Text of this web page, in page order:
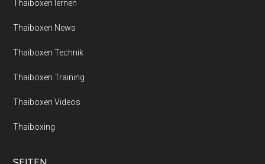
Thaiboxen lernen
Thaiboxen News
Thaiboxen Technik
Thaiboxen Training
Thaiboxen Videos
Thaiboxing